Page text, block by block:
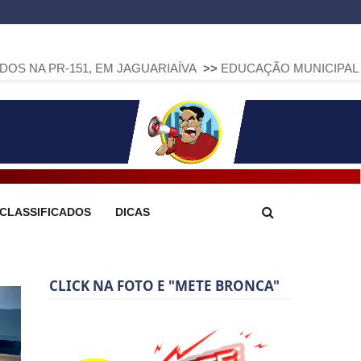
EM JAGUARIAÍVA >> EDUCAÇÃO MUNICIPAL DE ARAPOTI
CLASSIFICADOS DICAS
CLICK NA FOTO E "METE BRONCA"